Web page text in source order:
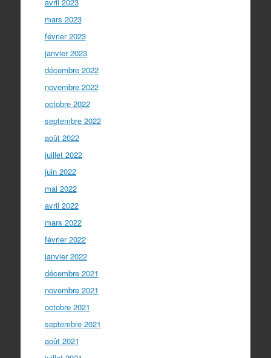
mars 2023
février 2023
janvier 2023
décembre 2022
novembre 2022
octobre 2022
septembre 2022
août 2022
juillet 2022
juin 2022
mai 2022
avril 2022
mars 2022
février 2022
janvier 2022
décembre 2021
novembre 2021
octobre 2021
septembre 2021
août 2021